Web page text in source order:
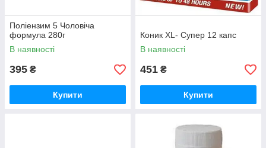
Поліензим 5 Чоловіча
формула 280г
В наявності
395 ₴
Купити
Коник ХL- Cупер 12 капс
В наявності
451 ₴
Купити